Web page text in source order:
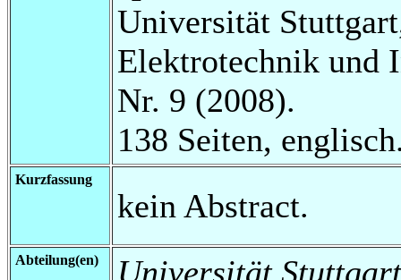
Universität
Elektrotechnik und
Nr. 9 (2008).
138 Seiten,
Kurzfassung
kein Abstract.
Abteilung(en)
Universität